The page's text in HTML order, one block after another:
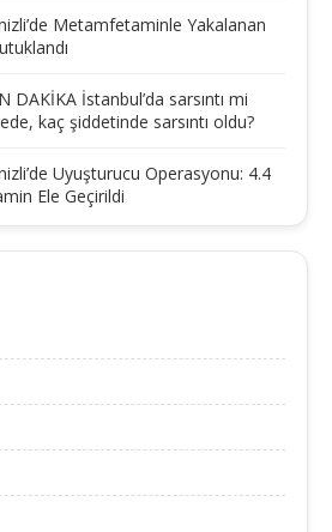
Metamfetaminle Yakalanan
DAKİKA İstanbul’da sarsıntı mi
kaç şiddetinde sarsıntı oldu?
Uyuşturucu Operasyonu: 4.4
Ele Geçirildi